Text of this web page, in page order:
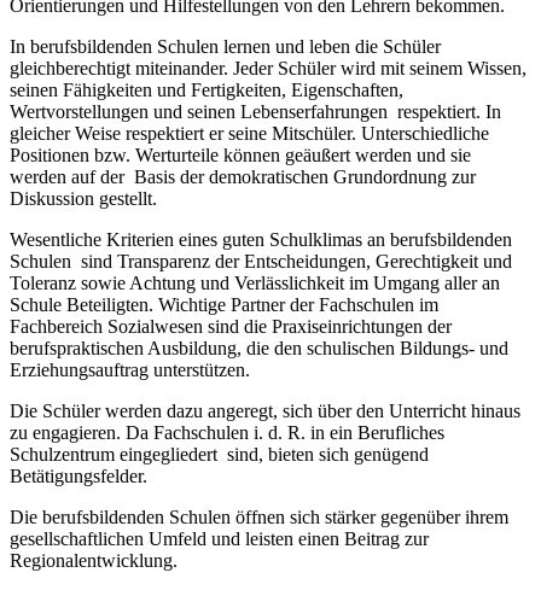
Orientierungen und Hilfestellungen von den Lehrern bekommen.
In berufsbildenden Schulen lernen und leben die Schüler
gleichberechtigt miteinander. Jeder Schüler wird mit seinem Wissen,
seinen Fähigkeiten und Fertigkeiten, Eigenschaften,
Wertvorstellungen und seinen Lebenserfahrungen respektiert. In
gleicher Weise respektiert er seine Mitschüler. Unterschiedliche
Positionen bzw. Werturteile können geäußert werden und sie
werden auf der Basis der demokratischen Grundordnung zur
Diskussion gestellt.
Wesentliche Kriterien eines guten Schulklimas an berufsbildenden
Schulen sind Transparenz der Entscheidungen, Gerechtigkeit und
Toleranz sowie Achtung und Verlässlichkeit im Umgang aller an
Schule Beteiligten. Wichtige Partner der Fachschulen im
Fachbereich Sozialwesen sind die Praxiseinrichtungen der
berufspraktischen Ausbildung, die den schulischen Bildungs- und
Erziehungsauftrag unterstützen.
Die Schüler werden dazu angeregt, sich über den Unterricht hinaus
zu engagieren. Da Fachschulen i. d. R. in ein Berufliches
Schulzentrum eingegliedert sind, bieten sich genügend
Betätigungsfelder.
Die berufsbildenden Schulen öffnen sich stärker gegenüber ihrem
gesellschaftlichen Umfeld und leisten einen Beitrag zur
Regionalentwicklung.